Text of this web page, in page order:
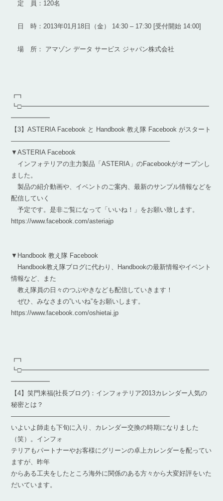
定 員：120名
日 時：2013年01月18日（金） 14:30 – 17:30 [受付開始 14:00]
場 所： アマゾン データ サービス ジャパン株式会社
┏┓
┗□━━━━━━━━━━━━━━━━━━━━━━━━━━━━━
━━━━━━
【3】ASTERIA Facebook と Handbook 教え隊 Facebook がスタート
————————————————————————–
▼ASTERIA Facebook
インフォテリアの主力製品「ASTERIA」のFacebookがオープンし
ました。
製品の紹介動画や、イベントのご案内、最新のサンプル情報などを
配信していく
予定です。是非ご覧になって「いいね！」をお願い致します。
https://www.facebook.com/asteriajp
▼Handbook 教え隊 Facebook
Handbook教え隊ブログに代わり、Handbookの最新情報やイベント
情報など、また
教え隊員の日々のつぶやきなども配信していきます！
ぜひ、みなさまの”いいね”をお願いします。
https://www.facebook.com/oshietai.jp
┏┓
┗□━━━━━━━━━━━━━━━━━━━━━━━━━━━━━
━━━━━━
【4】笑門来福(社長ブログ)：インフォテリア2013カレンダー人気の
秘密とは？
————————————————————————–
いよいよ師走も下旬に入り、カレンダー交換の時期になりました
（笑）。インフォ
テリアもパートナーやお客様にグリーンの卓上カレンダーを配ってい
ますが、昨年
からある工夫をしたところ海外に関係のある方々から大変好評をいた
だいています。